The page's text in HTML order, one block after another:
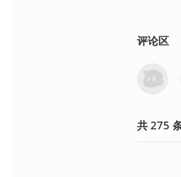
评论区
共 275